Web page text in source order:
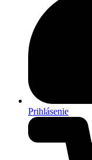
Prihlásenie